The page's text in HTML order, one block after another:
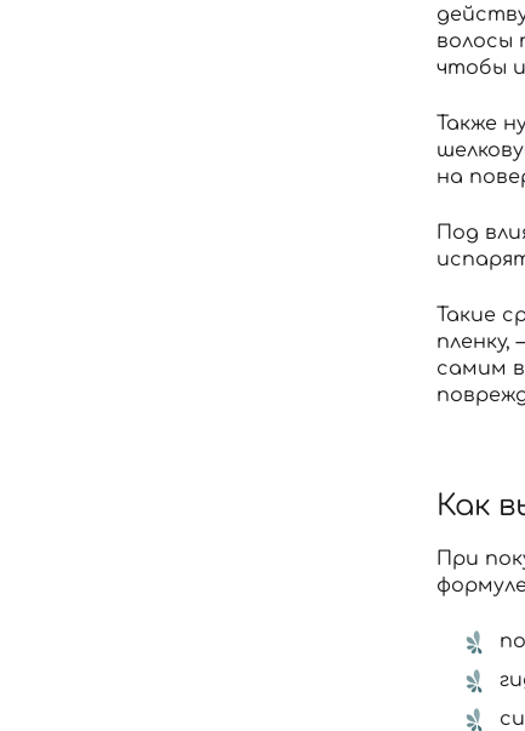
волосы
чтобы
Также
на
Под
Такие
самим
Как
При